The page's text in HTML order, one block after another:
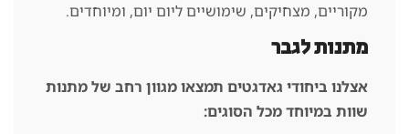
מקוריים, מצחיקים, שימושיים ליום יום, ומיוחדים.
מתנות לגבר
אצלנו ביחודי גאדגטים תמצאו מגוון רחב של מתנות
שוות במיוחד מכל הסוגים: